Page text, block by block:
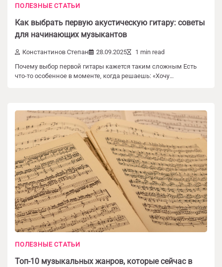
ПОЛЕЗНЫЕ СТАТЬИ
Как выбрать первую акустическую гитару: советы
для начинающих музыкантов
Константинов Степан 28.09.2025
1 min read
Почему выбор первой гитары кажется таким сложным Есть
что-то особенное в моменте, когда решаешь: «Хочу…
ПОЛЕЗНЫЕ СТАТЬИ
Топ-10 музыкальных жанров, которые сейчас в